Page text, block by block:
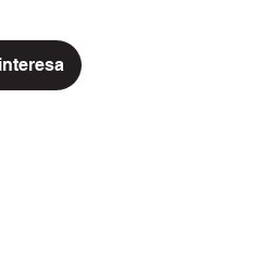
blanca
285 cm